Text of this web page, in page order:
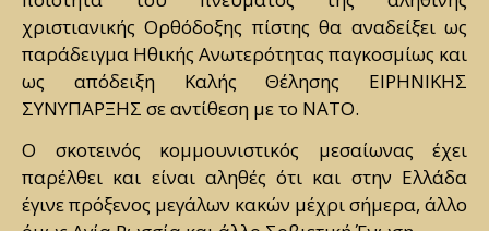
χριστιανικής Ορθόδοξης πίστης θα αναδείξει ως
παράδειγμα Ηθικής Ανωτερότητας παγκοσμίως και
ως απόδειξη Καλής Θέλησης ΕΙΡΗΝΙΚΗΣ
ΣΥΝΥΠΑΡΞΗΣ σε αντίθεση με το ΝΑΤΟ.
Ο σκοτεινός κομμουνιστικός μεσαίωνας έχει
παρέλθει και είναι αληθές ότι και στην Ελλάδα
έγινε πρόξενος μεγάλων κακών μέχρι σήμερα, άλλο